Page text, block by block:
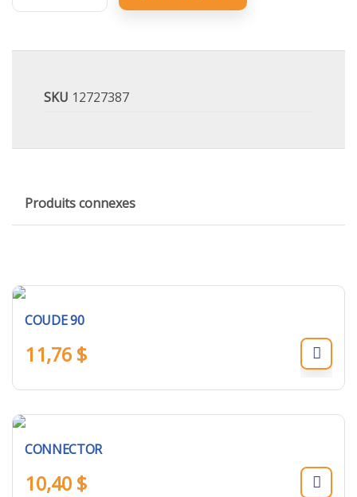
SKU 12727387
Produits connexes
COUDE 90
11,76 $
CONNECTOR
10,40 $